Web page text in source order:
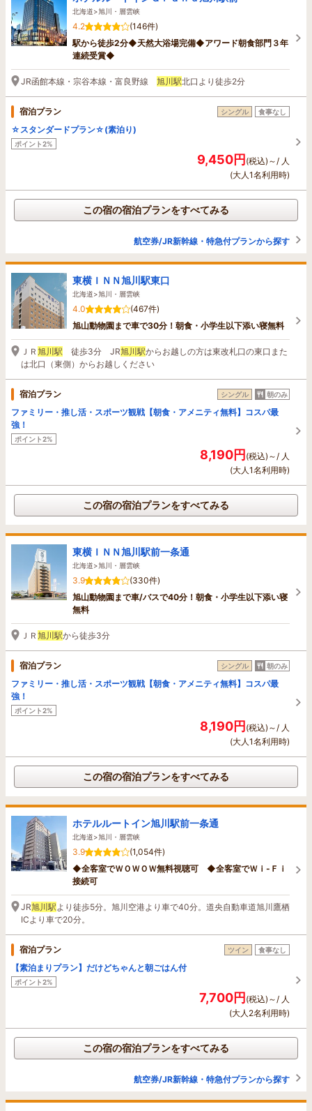
北海道>旭川・層雲峡
4.2
(146件)
駅から徒歩2分◆天然大浴場完備◆アワード朝食部門３年
連続受賞◆
JR函館本線・宗谷本線・富良野線 旭川駅北口より徒歩2分
宿泊プラン シングル 食事なし
☆スタンダードプラン☆(素泊り)
ポイント2%
9,450円(税込)～/ 人
(大人1名利用時)
この宿の宿泊プランをすべてみる
航空券/JR新幹線・特急付プランから探す
東横ＩＮＮ旭川駅東口
北海道>旭川・層雲峡
4.0
(467件)
旭山動物園まで車で30分！朝食・小学生以下添い寝無料
ＪＲ 旭川駅 徒歩3分 JR旭川駅からお越しの方は東改札口の東口また
は北口（東側）からお越しください
宿泊プラン シングル 朝のみ
ファミリー・推し活・スポーツ観戦【朝食・アメニティ無料】コスパ最
強！
ポイント2%
8,190円(税込)～/ 人
(大人1名利用時)
この宿の宿泊プランをすべてみる
東横ＩＮＮ旭川駅前一条通
北海道>旭川・層雲峡
3.9
(330件)
旭山動物園まで車/バスで40分！朝食・小学生以下添い寝
無料
ＪＲ 旭川駅から徒歩3分
宿泊プラン シングル 朝のみ
ファミリー・推し活・スポーツ観戦【朝食・アメニティ無料】コスパ最
強！
ポイント2%
8,190円(税込)～/ 人
(大人1名利用時)
この宿の宿泊プランをすべてみる
ホテルルートイン旭川駅前一条通
北海道>旭川・層雲峡
3.9
(1,054件)
◆全客室でＷＯＷＯＷ無料視聴可 ◆全客室でＷｉ-Ｆｉ
接続可
JR旭川駅 より徒歩5分。旭川空港より車で40分。道央自動車道旭川鷹栖
ICより車で20分。
宿泊プラン ツイン 食事なし
【素泊まりプラン】だけどちゃんと朝ごはん付
ポイント2%
7,700円(税込)～/ 人
(大人2名利用時)
この宿の宿泊プランをすべてみる
航空券/JR新幹線・特急付プランから探す